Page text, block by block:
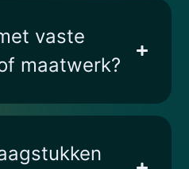
vaste
maatwerk?